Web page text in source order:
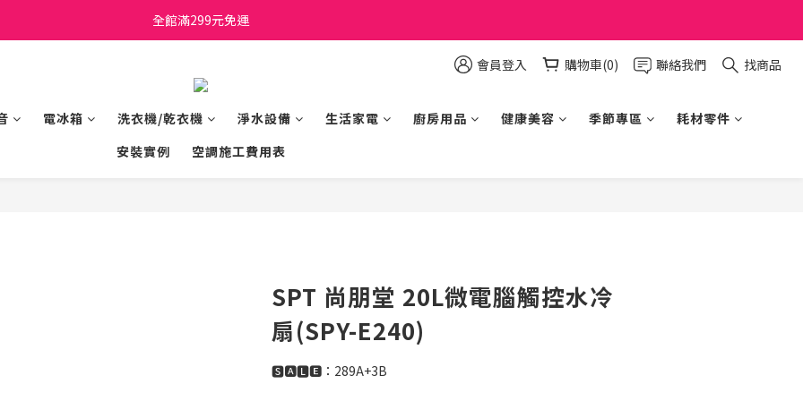
日立家電、國際牌 原廠管制價格 私訊優惠價
全館滿299元免運
會員登入 購物車(0) 聯絡我們 找商品
電冰箱 洗衣機/乾衣機 淨水設備 生活家電 廚房用品 健康美容 季節專區
耗材零件
安裝實例
空調施工費用表
SPT 尚朋堂 20L微電腦觸控水冷
扇(SPY-E240)
🆂🅰🅻🅴：289A+3B